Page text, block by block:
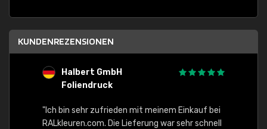
KUNDENREZENSIONEN
Halbert GmbH
Foliendruck
"Ich bin sehr zufrieden mit meinem Einkauf bei
RALkleuren.com. Die Lieferung war sehr schnell